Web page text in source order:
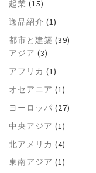
起業 (15)
逸品紹介 (1)
都市と建築 (39)
アジア (3)
アフリカ (1)
オセアニア (1)
ヨーロッパ (27)
中央アジア (1)
北アメリカ (4)
東南アジア (1)